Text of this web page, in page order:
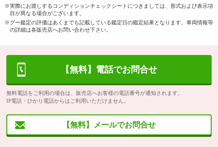
※実際にお渡しするコンディションチェックシートにつきましては、形式および表示項
目が異なる場合がございます。
※グー鑑定の評価はあくまでも記載している鑑定日の鑑定結果となります。車両情報等
の詳細は各販売店へお問い合わせ下さい。
【無料】電話でお問合せ
無料電話をご利用の場合は、販売店へお客様の電話番号が通知されます。
IP電話・ひかり電話からはご利用いただけません。
【無料】メールでお問合せ